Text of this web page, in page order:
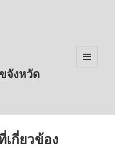
จังหวัด
กี่ยวข้อง